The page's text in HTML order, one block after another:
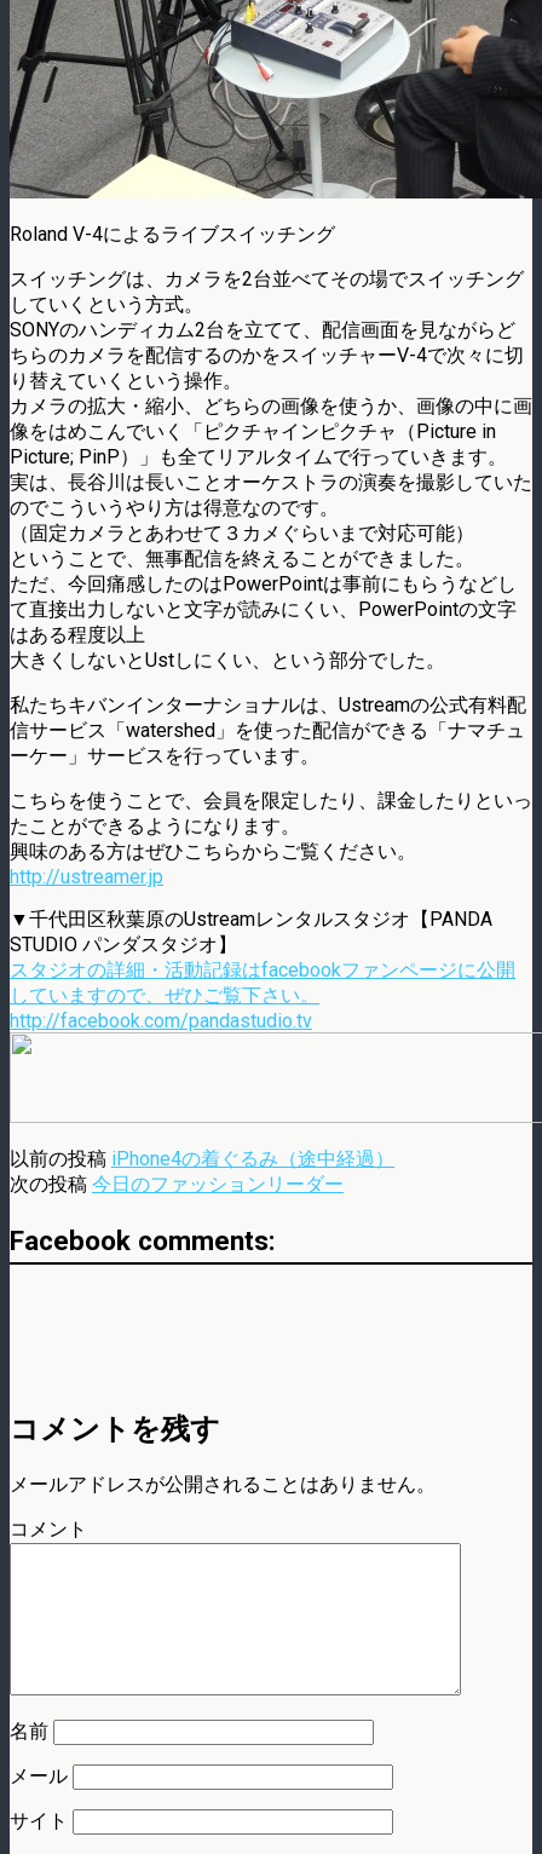
Roland V-4によるライブスイッチング
スイッチングは、カメラを2台並べてその場でスイッチング
していくという方式。
SONYのハンディカム2台を立てて、配信画面を見ながらど
ちらのカメラを配信するのかをスイッチャーV-4で次々に切
り替えていくという操作。
カメラの拡大・縮小、どちらの画像を使うか、画像の中に画
像をはめこんでいく「ピクチャインピクチャ（Picture in
Picture; PinP）」も全てリアルタイムで行っていきます。
実は、長谷川は長いことオーケストラの演奏を撮影していた
のでこういうやり方は得意なのです。
（固定カメラとあわせて３カメぐらいまで対応可能）
ということで、無事配信を終えることができました。
ただ、今回痛感したのはPowerPointは事前にもらうなどし
て直接出力しないと文字が読みにくい、PowerPointの文字
はある程度以上
大きくしないとUstしにくい、という部分でした。
私たちキバンインターナショナルは、Ustreamの公式有料配
信サービス「watershed」を使った配信ができる「ナマチュ
ーケー」サービスを行っています。
こちらを使うことで、会員を限定したり、課金したりといっ
たことができるようになります。
興味のある方はぜひこちらからご覧ください。
http://ustreamer.jp
▼千代田区秋葉原のUstreamレンタルスタジオ【PANDA
STUDIO パンダスタジオ】
スタジオの詳細・活動記録はfacebookファンページに公開
していますので、ぜひご覧下さい。
http://facebook.com/pandastudio.tv
以前の投稿 iPhone4の着ぐるみ（途中経過）
次の投稿 今日のファッションリーダー
Facebook comments:
コメントを残す
メールアドレスが公開されることはありません。
コメント
名前
メール
サイト